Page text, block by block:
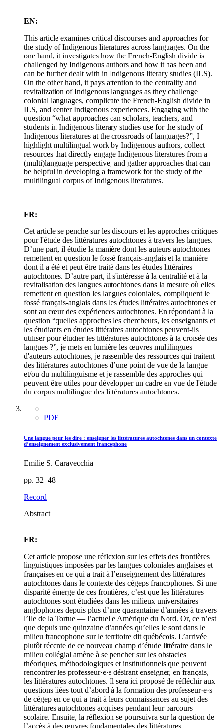
EN:
This article examines critical discourses and approaches for
the study of Indigenous literatures across languages. On the
one hand, it investigates how the French-English divide is
challenged by Indigenous authors and how it has been and
can be further dealt with in Indigenous literary studies (ILS).
On the other hand, it pays attention to the centrality and
revitalization of Indigenous languages as they challenge
colonial languages, complicate the French-English divide in
ILS, and center Indigenous experiences. Engaging with the
question “what approaches can scholars, teachers, and
students in Indigenous literary studies use for the study of
Indigenous literatures at the crossroads of languages?”, I
highlight multilingual work by Indigenous authors, collect
resources that directly engage Indigenous literatures from a
(multi)language perspective, and gather approaches that can
be helpful in developing a framework for the study of the
multilingual corpus of Indigenous literatures.
FR:
Cet article se penche sur les discours et les approches critiques
pour l'étude des littératures autochtones à travers les langues.
D’une part, il étudie la manière dont les auteurs autochtones
remettent en question le fossé français-anglais et la manière
dont il a été et peut être traité dans les études littéraires
autochtones. D’autre part, il s'intéresse à la centralité et à la
revitalisation des langues autochtones dans la mesure où elles
remettent en question les langues coloniales, compliquent le
fossé français-anglais dans les études littéraires autochtones et
sont au cœur des expériences autochtones. En répondant à la
question “quelles approches les chercheurs, les enseignants et
les étudiants en études littéraires autochtones peuvent-ils
utiliser pour étudier les littératures autochtones à la croisée des
langues ?”, je mets en lumière les œuvres multilingues
d'auteurs autochtones, je rassemble des ressources qui traitent
des littératures autochtones d’une point de vue de la langue
et/ou du multilinguisme et je rassemble des approches qui
peuvent être utiles pour développer un cadre en vue de l'étude
du corpus multilingue des littératures autochtones.
PDF
Une langue pour les dire : enseigner les littératures autochtones dans un contexte
d’enseignement exclusivement francophone
Emilie S. Caravecchia
pp. 32–48
Record
Abstract
FR:
Cet article propose une réflexion sur les effets des frontières
linguistiques imposées par les langues coloniales anglaises et
françaises en ce qui a trait à l’enseignement des littératures
autochtones dans le contexte des cégeps francophones. Si une
disparité émerge de ces frontières, c’est que les littératures
autochtones sont étudiées dans les milieux universitaires
anglophones depuis plus d’une quarantaine d’années à travers
l’Ile de la Tortue — l’actuelle Amérique du Nord. Or, ce n’est
que depuis une quinzaine d’années qu’elles le sont dans le
milieu francophone sur le territoire dit québécois. L’arrivée
plutôt récente de ce nouveau champ d’étude littéraire dans le
milieu collégial amène à se pencher sur les obstacles
théoriques, méthodologiques et institutionnels que peuvent
rencontrer les professeur·e·s désirant enseigner, en français,
les littératures autochtones. Il sera ici proposé de réfléchir aux
questions liées tout d’abord à la formation des professeur·e·s
de cégep en ce qui a trait à leurs connaissances au sujet des
littératures autochtones acquises pendant leur parcours
scolaire. Ensuite, la réflexion se poursuivra sur la question de
l’accès à des œuvres fondamentales des littératures